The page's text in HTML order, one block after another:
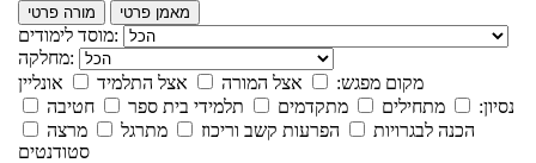
מורה פרטי מאמן פרטי
מוסד לימודים:
מחלקה:
מקום מפגש:
אצל המורה אצל התלמיד
אונליין
נסיון:
מתחילים מתקדמים תלמידי בית ספר
חטיבה
הכנה לבגרויות
הפרעות קשב וריכוז מתרגל
מרצה
סטודנטים